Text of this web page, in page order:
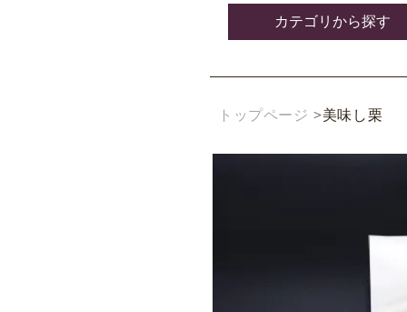
カテゴリから探す
トップページ >美味し栗